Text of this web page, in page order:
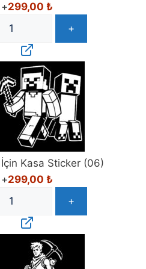
+299,00 ₺
+
Kasa Sticker (06)
+299,00 ₺
+